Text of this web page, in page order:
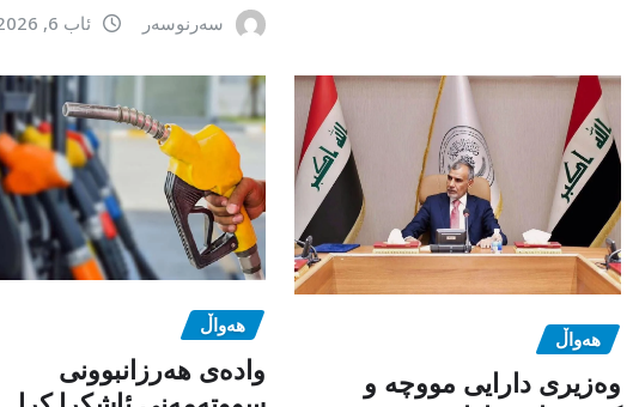
سەرنوسەر ئاب 6, 2026
هەواڵ
وەزیری دارایی مووچە و
هەواڵ
وادەی هەرزانبوونی